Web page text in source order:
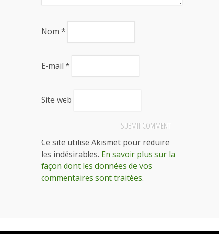
Nom *
E-mail *
Site web
Ce site utilise Akismet pour réduire
les indésirables. En savoir plus sur la
façon dont les données de vos
commentaires sont traitées.